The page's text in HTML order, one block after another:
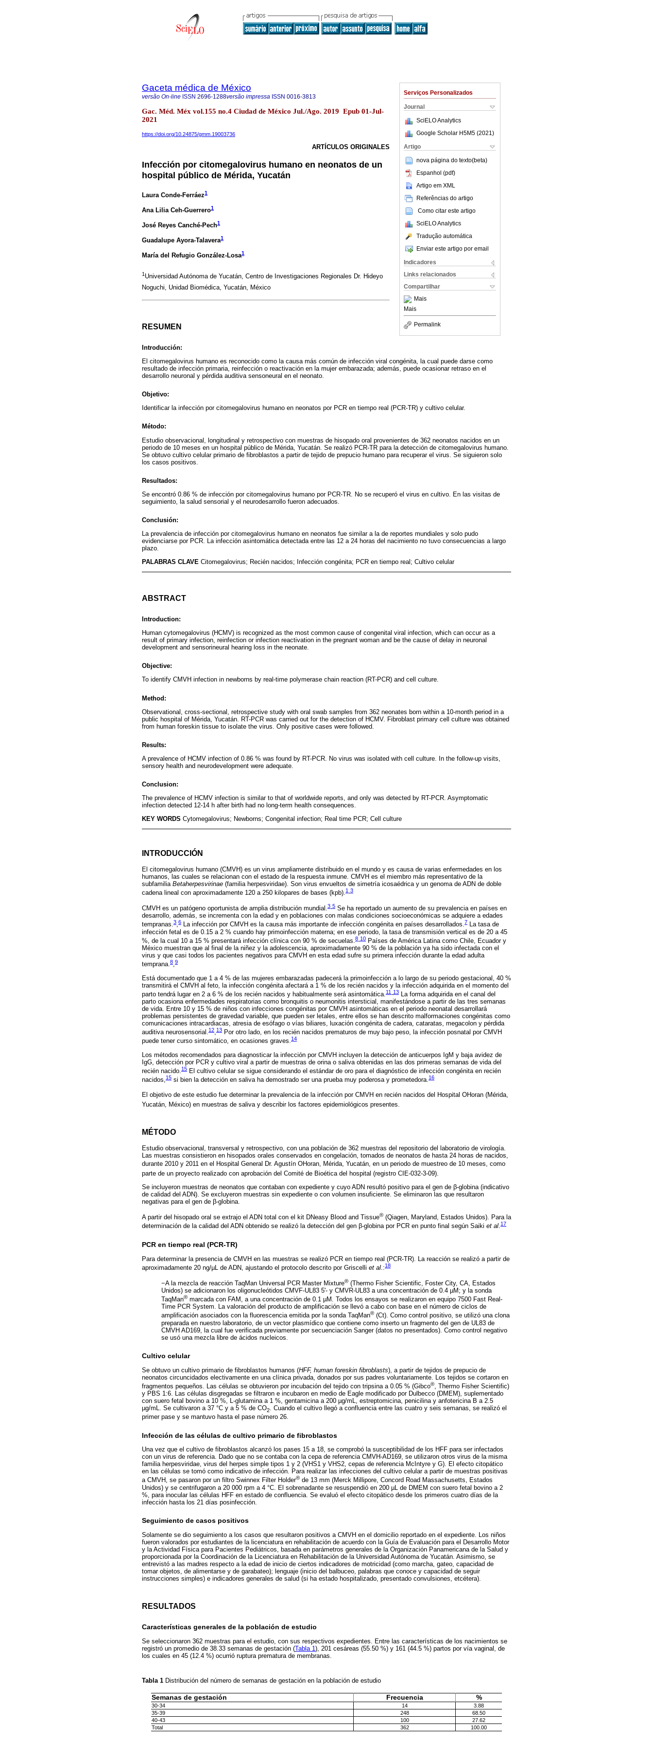
Serviços Personalizados
Journal
SciELO Analytics
Google Scholar H5M5 (2021 )
Artigo
nova página do texto(beta)
Espanhol (pdf)
Artigo em XML
Referências do artigo
Como citar este artigo
SciELO Analytics
Tradução automática
Enviar este artigo por email
Indicadores
Links relacionados
Compartilhar
Mais
Mais
Permalink
Gaceta médica de México
versão On-line ISSN 2696-1288versão impressa ISSN 0016-3813
Gac. Méd. Méx vol.155 no.4 Ciudad de México Jul./Ago. 2019 Epub 01-Jul-
2021
https://doi.org/10.24875/gmm.19003736
ARTÍCULOS ORIGINALES
Infección por citomegalovirus humano en neonatos de un
hospital público de Mérida, Yucatán
Laura Conde-Ferráez1
Ana Lilia Ceh-Guerrero1
José Reyes Canché-Pech1
Guadalupe Ayora-Talavera1
María del Refugio González-Losa1
1 Universidad Autónoma de Yucatán, Centro de Investigaciones Regionales Dr. Hideyo
Noguchi, Unidad Biomédica, Yucatán, México
RESUMEN
Introducción:
El citomegalovirus humano es reconocido como la causa más común de infección viral congénita, la cual puede darse como
resultado de infección primaria, reinfección o reactivación en la mujer embarazada; además, puede ocasionar retraso en el
desarrollo neuronal y pérdida auditiva sensoneural en el neonato.
Objetivo:
Identificar la infección por citomegalovirus humano en neonatos por PCR en tiempo real (PCR-TR) y cultivo celular.
Método:
Estudio observacional, longitudinal y retrospectivo con muestras de hisopado oral provenientes de 362 neonatos nacidos en un
periodo de 10 meses en un hospital público de Mérida, Yucatán. Se realizó PCR-TR para la detección de citomegalovirus humano.
Se obtuvo cultivo celular primario de fibroblastos a partir de tejido de prepucio humano para recuperar el virus. Se siguieron solo
los casos positivos.
Resultados:
Se encontró 0.86 % de infección por citomegalovirus humano por PCR-TR. No se recuperó el virus en cultivo. En las visitas de
seguimiento, la salud sensorial y el neurodesarrollo fueron adecuados.
Conclusión:
La prevalencia de infección por citomegalovirus humano en neonatos fue similar a la de reportes mundiales y solo pudo
evidenciarse por PCR. La infección asintomática detectada entre las 12 a 24 horas del nacimiento no tuvo consecuencias a largo
plazo.
PALABRAS CLAVE Citomegalovirus; Recién nacidos; Infección congénita; PCR en tiempo real; Cultivo celular
ABSTRACT
Introduction:
Human cytomegalovirus (HCMV) is recognized as the most common cause of congenital viral infection, which can occur as a
result of primary infection, reinfection or infection reactivation in the pregnant woman and be the cause of delay in neuronal
development and sensorineural hearing loss in the neonate.
Objective:
To identify CMVH infection in newborns by real-time polymerase chain reaction (RT-PCR) and cell culture.
Method:
Observational, cross-sectional, retrospective study with oral swab samples from 362 neonates born within a 10-month period in a
public hospital of Mérida, Yucatán. RT-PCR was carried out for the detection of HCMV. Fibroblast primary cell culture was obtained
from human foreskin tissue to isolate the virus. Only positive cases were followed.
Results:
A prevalence of HCMV infection of 0.86 % was found by RT-PCR. No virus was isolated with cell culture. In the follow-up visits,
sensory health and neurodevelopment were adequate.
Conclusion:
The prevalence of HCMV infection is similar to that of worldwide reports, and only was detected by RT-PCR. Asymptomatic
infection detected 12-14 h after birth had no long-term health consequences.
KEY WORDS Cytomegalovirus; Newborns; Congenital infection; Real time PCR; Cell culture
INTRODUCCIÓN
El citomegalovirus humano (CMVH) es un virus ampliamente distribuido en el mundo y es causa de varias enfermedades en los
humanos, las cuales se relacionan con el estado de la respuesta inmune. CMVH es el miembro más representativo de la
subfamilia Betaherpesvirinae (familia herpesviridae). Son virus envueltos de simetría icosaédrica y un genoma de ADN de doble
cadena lineal con aproximadamente 120 a 250 kilopares de bases (kpb).1 -3
CMVH es un patógeno oportunista de amplia distribución mundial.3-5 Se ha reportado un aumento de su prevalencia en países en
desarrollo, además, se incrementa con la edad y en poblaciones con malas condiciones socioeconómicas se adquiere a edades
tempranas.3,6 La infección por CMVH es la causa más importante de infección congénita en países desarrollados.7 La tasa de
infección fetal es de 0.15 a 2 % cuando hay primoinfección materna; en ese periodo, la tasa de transmisión vertical es de 20 a 45
%, de la cual 10 a 15 % presentará infección clínica con 90 % de secuelas.8-10 Países de América Latina como Chile, Ecuador y
México muestran que al final de la niñez y la adolescencia, aproximadamente 90 % de la población ya ha sido infectada con el
virus y que casi todos los pacientes negativos para CMVH en esta edad sufre su primera infección durante la edad adulta
temprana.8,9
Está documentado que 1 a 4 % de las mujeres embarazadas padecerá la primoinfección a lo largo de su periodo gestacional, 40 %
transmitirá el CMVH al feto, la infección congénita afectará a 1 % de los recién nacidos y la infección adquirida en el momento del
parto tendrá lugar en 2 a 6 % de los recién nacidos y habitualmente será asintomática.11-13 La forma adquirida en el canal del
parto ocasiona enfermedades respiratorias como bronquitis o neumonitis intersticial, manifestándose a partir de las tres semanas
de vida. Entre 10 y 15 % de niños con infecciones congénitas por CMVH asintomáticas en el periodo neonatal desarrollará
problemas persistentes de gravedad variable, que pueden ser letales, entre ellos se han descrito malformaciones congénitas como
comunicaciones intracardiacas, atresia de esófago o vías biliares, luxación congénita de cadera, cataratas, megacolon y pérdida
auditiva neurosensorial.12,13 Por otro lado, en los recién nacidos prematuros de muy bajo peso, la infección posnatal por CMVH
puede tener curso sintomático, en ocasiones graves.14
Los métodos recomendados para diagnosticar la infección por CMVH incluyen la detección de anticuerpos IgM y baja avidez de
IgG, detección por PCR y cultivo viral a partir de muestras de orina o saliva obtenidas en las dos primeras semanas de vida del
recién nacido.15 El cultivo celular se sigue considerando el estándar de oro para el diagnóstico de infección congénita en recién
nacidos,15 si bien la detección en saliva ha demostrado ser una prueba muy poderosa y prometedora.16
El objetivo de este estudio fue determinar la prevalencia de la infección por CMVH en recién nacidos del Hospital OHoran (Mérida,
Yucatán, México) en muestras de saliva y describir los factores epidemiológicos presentes.
MÉTODO
Estudio observacional, transversal y retrospectivo, con una población de 362 muestras del repositorio del laboratorio de virología.
Las muestras consistieron en hisopados orales conservados en congelación, tomados de neonatos de hasta 24 horas de nacidos,
durante 2010 y 2011 en el Hospital General Dr. Agustín OHoran, Mérida, Yucatán, en un periodo de muestreo de 10 meses, como
parte de un proyecto realizado con aprobación del Comité de Bioética del hospital (registro CIE-032-3-09).
Se incluyeron muestras de neonatos que contaban con expediente y cuyo ADN resultó positivo para el gen de β-globina (indicativo
de calidad del ADN). Se excluyeron muestras sin expediente o con volumen insuficiente. Se eliminaron las que resultaron
negativas para el gen de β-globina.
A partir del hisopado oral se extrajo el ADN total con el kit DNeasy Blood and Tissue® (Qiagen, Maryland, Estados Unidos). Para la
determinación de la calidad del ADN obtenido se realizó la detección del gen β-globina por PCR en punto final según Saiki et al.17
PCR en tiempo real (PCR-TR)
Para determinar la presencia de CMVH en las muestras se realizó PCR en tiempo real (PCR-TR). La reacción se realizó a partir de
aproximadamente 20 ng/µL de ADN, ajustando el protocolo descrito por Griscelli et al.:18
−A la mezcla de reacción TaqMan Universal PCR Master Mixture® (Thermo Fisher Scientific, Foster City, CA, Estados
Unidos) se adicionaron los oligonucleótidos CMVF-UL83 5'- y CMVR-UL83 a una concentración de 0.4 µM; y la sonda
TaqMan® marcada con FAM, a una concentración de 0.1 µM. Todos los ensayos se realizaron en equipo 7500 Fast Real-
Time PCR System. La valoración del producto de amplificación se llevó a cabo con base en el número de ciclos de
amplificación asociados con la fluorescencia emitida por la sonda TaqMan® (Ct). Como control positivo, se utilizó una clona
preparada en nuestro laboratorio, de un vector plasmídico que contiene como inserto un fragmento del gen de UL83 de
CMVH AD169, la cual fue verificada previamente por secuenciación Sanger (datos no presentados). Como control negativo
se usó una mezcla libre de ácidos nucleicos.
Cultivo celular
Se obtuvo un cultivo primario de fibroblastos humanos (HFF, human foreskin fibroblasts), a partir de tejidos de prepucio de
neonatos circuncidados electivamente en una clínica privada, donados por sus padres voluntariamente. Los tejidos se cortaron en
fragmentos pequeños. Las células se obtuvieron por incubación del tejido con tripsina a 0.05 % (Gibco®, Thermo Fisher Scientific)
y PBS 1:6. Las células disgregadas se filtraron e incubaron en medio de Eagle modificado por Dulbecco (DMEM), suplementado
con suero fetal bovino a 10 %, L-glutamina a 1 %, gentamicina a 200 µg/mL, estreptomicina, penicilina y anfotericina B a 2.5
µg/mL. Se cultivaron a 37 °C y a 5 % de CO2. Cuando el cultivo llegó a confluencia entre las cuatro y seis semanas, se realizó el
primer pase y se mantuvo hasta el pase número 26.
Infección de las células de cultivo primario de fibroblastos
Una vez que el cultivo de fibroblastos alcanzó los pases 15 a 18, se comprobó la susceptibilidad de los HFF para ser infectados
con un virus de referencia. Dado que no se contaba con la cepa de referencia CMVH-AD169, se utilizaron otros virus de la misma
familia herpesviridae, virus del herpes simple tipos 1 y 2 (VHS1 y VHS2, cepas de referencia McIntyre y G). El efecto citopático
en las células se tomó como indicativo de infección. Para realizar las infecciones del cultivo celular a partir de muestras positivas
a CMVH, se pasaron por un filtro Swinnex Filter Holder® de 13 mm (Merck Millipore, Concord Road Massachusetts, Estados
Unidos) y se centrifugaron a 20 000 rpm a 4 °C. El sobrenadante se resuspendió en 200 µL de DMEM con suero fetal bovino a 2
%, para inocular las células HFF en estado de confluencia. Se evaluó el efecto citopático desde los primeros cuatro días de la
infección hasta los 21 días posinfección.
Seguimiento de casos positivos
Solamente se dio seguimiento a los casos que resultaron positivos a CMVH en el domicilio reportado en el expediente. Los niños
fueron valorados por estudiantes de la licenciatura en rehabilitación de acuerdo con la Guía de Evaluación para el Desarrollo Motor
y la Actividad Física para Pacientes Pediátricos, basada en parámetros generales de la Organización Panamericana de la Salud y
proporcionada por la Coordinación de la Licenciatura en Rehabilitación de la Universidad Autónoma de Yucatán. Asimismo, se
entrevistó a las madres respecto a la edad de inicio de ciertos indicadores de motricidad (como marcha, gateo, capacidad de
tomar objetos, de alimentarse y de garabateo); lenguaje (inicio del balbuceo, palabras que conoce y capacidad de seguir
instrucciones simples) e indicadores generales de salud (si ha estado hospitalizado, presentado convulsiones, etcétera).
RESULTADOS
Características generales de la población de estudio
Se seleccionaron 362 muestras para el estudio, con sus respectivos expedientes. Entre las características de los nacimientos se
registró un promedio de 38.33 semanas de gestación (Tabla 1), 201 cesáreas (55.50 %) y 161 (44.5 %) partos por vía vaginal, de
los cuales en 45 (12.4 %) ocurrió ruptura prematura de membranas.
Tabla 1 Distribución del número de semanas de gestación en la población de estudio
Semanas de gestación Frecuencia %
30-34 14
3.88
35-39
248
68.50
40-43
100
27.62
Total
362 100.00